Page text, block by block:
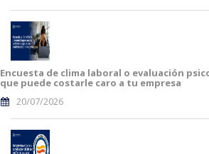
Encuesta de clima laboral o evaluación
que puede costarle caro a tu empresa
20/07/2026